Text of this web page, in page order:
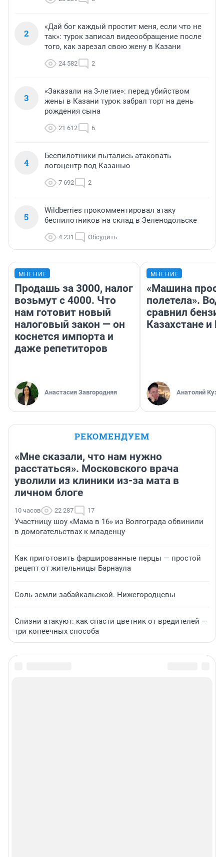
2
«Дай бог каждый простит меня, если что не
так»: турок записал видеообращение после
того, как зарезал свою жену в Казани
24 582 2
3
«Заказали на 3-летие»: перед убийством
жены в Казани турок забрал торт на день
рождения сына
21 612 6
4
Беспилотники пытались атаковать
логоцентр под Казанью
7 692 2
5
Wildberries прокомментировал атаку
беспилотников на склад в Зеленодольске
4 231 Обсудить
МНЕНИЕ
Продашь за 3000, налог
возьмут с 4000. Что
нам готовит новый
налоговый закон — он
коснется импорта и
даже репетиторов
Анастасия Завгородняя
МНЕНИЕ
«Машина
полетела».
сравнил
Казахстане и
Анатолий
РЕКОМЕНДУЕМ
«Мне сказали, что нам нужно
расстаться». Московского врача
уволили из клиники из-за мата в
личном блоге
10 часов 22 287 17
Участницу шоу «Мама в 16» из Волгограда обвинили
в домогательствах к младенцу
Как приготовить фаршированные перцы — простой
рецепт от жительницы Барнаула
Соль земли забайкальской. Нижегородцевы
Слизни атакуют: как спасти цветник от вредителей —
три копеечных способа